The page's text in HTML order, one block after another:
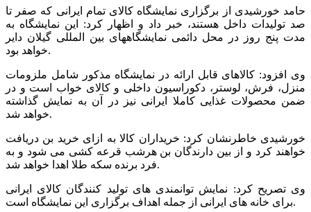
حامد خورشیدی از برگزاری نمایشگاه کالای تمام ایرانی که صفر تا
صد تولیدات داخل هستند، خبر داد و اظهار کرد: این نمایشگاه به
مدت پنج روز در محل دائمی نمایشگاههای بین المللی گیلان دایر
خواهد بود.
وی افزود: کالاهای قابل ارائه در نمایشگاه مذکور شامل ملزومات
منزل، فرش، لوستر، دکوراسیون داخلی و کالای خواب است و در
ضمن محصولات غذایی کاملا ایرانی نیز در آن به نمایش گذاشته
خواهد شد.
خورشیدی خاطرنشان کرد: خریداران کالا به ازای خرید بن دریافت
خواهند کرد و از بین دارندگان بن هرشب قرعه کشی می شود و به
فرد برنده سکه طلا اهدا خواهد شد.
وی تصریح کرد: نمایش توانمندی های تولید کنندگان کالای ایرانی
برای خانه های ایرانی از جمله اهداف برگزاری این نمایشگاه است.